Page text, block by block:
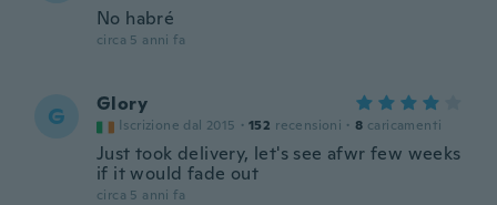
No habré
circa 5 anni fa
G Glory
Iscrizione dal 2015 · 152 recensioni · 8 caricamenti
Just took delivery, let's see afwr few weeks
if it would fade out
circa 5 anni fa